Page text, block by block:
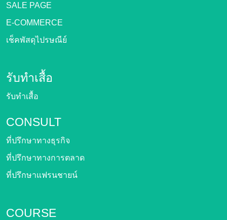
SALE PAGE
E-COMMERCE
เช็คพัสดุไปรษณีย์
รับทำเสื้อ
รับทำเสื้อ
CONSULT
ที่ปรึกษาทางธุรกิจ
ที่ปรึกษาทางการตลาด
ที่ปรึกษาแฟรนชายน์
COURSE